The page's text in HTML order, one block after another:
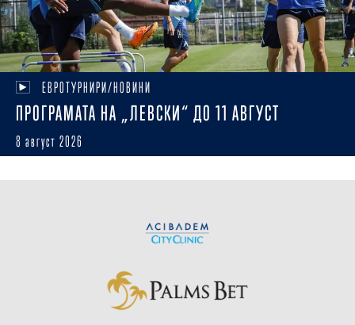
ЕВРОТУРНИРИ/НОВИНИ
ПРОГРАМАТА НА „ЛЕВСКИ“ ДО 11 АВГУСТ
8 август 2026